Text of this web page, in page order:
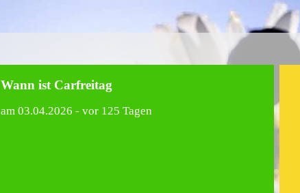
Wann ist Carfreitag
am03.04.2026 - vor 125 Tagen